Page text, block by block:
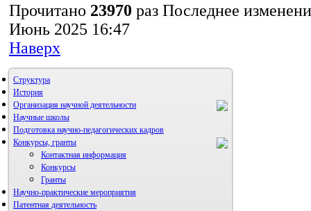
Прочитано 23970 раз Последнее
Июнь 2025 16:47
Наверх
Структура
История
Организация научной деятельности
Научные школы
Подготовка научно-педагогических кадров
Конкурсы, гранты
Контактная информация
Конкурсы
Гранты
Научно-практические мероприятия
Патентная деятельность